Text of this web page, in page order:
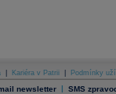
Kariéra v Patrii Podmínky
newsletter | SMS